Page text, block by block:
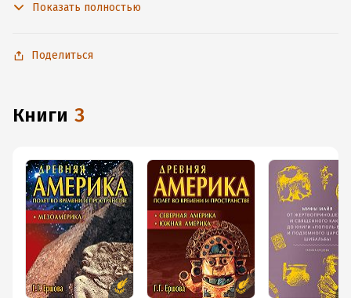
Android, чтобы не расставаться с любимыми произведениями
Показать полностью
Поделиться
книги 3